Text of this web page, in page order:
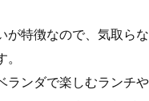
が特徴なので、気取ら
ランダで楽しむランチ